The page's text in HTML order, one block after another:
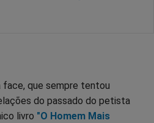
face, que sempre tentou
do passado do petista
livro "O Homem Mais